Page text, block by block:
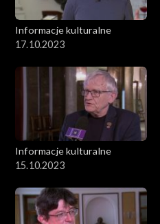
Informacje kulturalne
17.10.2023
Informacje kulturalne
15.10.2023